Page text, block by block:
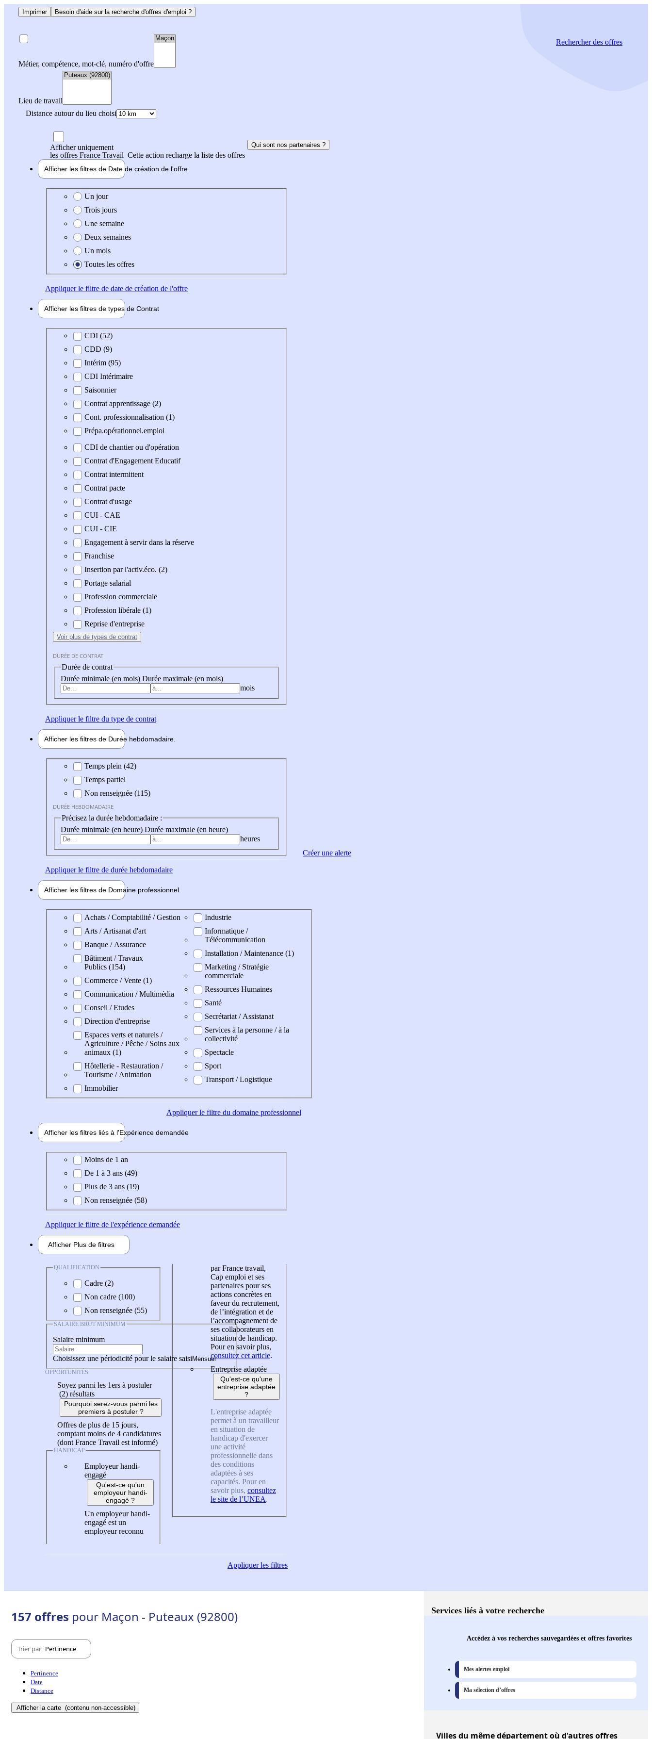
Imprimer Besoin d'aide sur la recherche d'offres d'emploi ?
Métier, compétence, mot-clé, numéro d'offre
Lieu de travail
Distance autour du lieu choisi
Rechercherdes offres
Afficher uniquement
les offres France Travail Cette action recharge la liste des offres
Qui sont nos partenaires ?
Afficher les filtres de Date de création de l'offre
Date de création de l'offre
Un jour
Trois jours
Une semaine
Deux semaines
Un mois
Toutes les offres
Appliquerle filtre de date de création de l'offre
Afficher les filtres de types de Contrat
Type de contratCDI (52)
CDD (9)
Intérim (95)
CDI Intérimaire
Saisonnier
Contrat apprentissage (2)
Cont. professionnalisation (1)
Prépa.opérationnel.emploi
CDI de chantier ou d'opération
Contrat d'Engagement Educatif
Contrat intermittent
Contrat pacte
Contrat d'usage
CUI - CAE
CUI - CIE
Engagement à servir dans la réserve
Franchise
Insertion par l'activ.éco. (2)
Portage salarial
Profession commerciale
Profession libérale (1)
Reprise d'entreprise
Voir plus de types de contrat
DURÉE DE CONTRAT
Durée de contrat
Durée minimale (en mois) Durée maximale (en mois)
mois
Appliquerle filtre du type de contrat
Afficher les filtres de Durée hebdomadaire
Durée hebdomadaire
Temps plein (42)
Temps partiel
Non renseignée (115)
DURÉE HEBDOMADAIRE
Précisez la durée hebdomadaire :
Durée minimale (en heure) Durée maximale (en heure)
heures
Appliquerle filtre de durée hebdomadaire
Afficher les filtres de Domaine professionnel
Domaine professionel
Achats / Comptabilité / Gestion
Arts / Artisanat d'art
Banque / Assurance
Bâtiment / Travaux
Publics (154)
Commerce / Vente (1)
Communication / Multimédia
Conseil / Etudes
Direction d'entreprise
Espaces verts et naturels /
Agriculture / Pêche / Soins aux
animaux (1)
Hôtellerie - Restauration /
Tourisme / Animation
Immobilier
Industrie
Informatique /
Télécommunication
Installation / Maintenance (1)
Marketing / Stratégie
commerciale
Ressources Humaines
Santé
Secrétariat / Assistanat
Services à la personne / à la
collectivité
Spectacle
Sport
Transport / Logistique
Appliquerle filtre du domaine professionnel
Afficher les filtres liés à l'Expérience demandée
Expérience demandée
Moins de 1 an
De 1 à 3 ans (49)
Plus de 3 ans (19)
Non renseignée (58)
Appliquerle filtre de l'expérience demandée
Afficher Plus de filtres
QUALIFICATION
Cadre (2)
Non cadre (100)
Non renseignée (55)
SALAIRE BRUT MINIMUM
Salaire minimum
Choisissez une périodicité pour le salaire saisi
OPPORTUNITÉS
Soyez parmi les 1ers à postuler
(2) résultats
Pourquoi serez-vous parmi les
premiers à postuler ?
Offres de plus de 15 jours,
comptant moins de 4 candidatures
(dont France Travail est informé)
HANDICAP
Employeur handi-
engagé
Qu'est-ce qu'un
employeur handi-
engagé ?
Un employeur handi-
engagé est un
employeur reconnu
par France travail,
Cap emploi et ses
partenaires pour ses
actions concrètes en
faveur du recrutement,
de l’intégration et de
l’accompagnement de
ses collaborateurs en
situation de handicap.
Pour en savoir plus,
consultez cet article.
Entreprise adaptée
Qu'est-ce qu'une
entreprise adaptée
?
L'entreprise adaptée
permet à un travailleur
en situation de
handicap d'exercer
une activité
professionnelle dans
des conditions
adaptées à ses
capacités. Pour en
savoir plus, consultez
le site de l’UNEA.
Appliquerles filtres
Créer une alerte
157 offres pour Maçon - Puteaux (92800)
Trier par Pertinence
Pertinence
Date
Distance
Afficher la carte (contenu non-accessible)
Services liés à votre recherche
Accédez à vos recherches sauvegardées et offres favorites
Mes alertes emploi
Ma sélection d’offres
Villesdu même département où d'autres offres